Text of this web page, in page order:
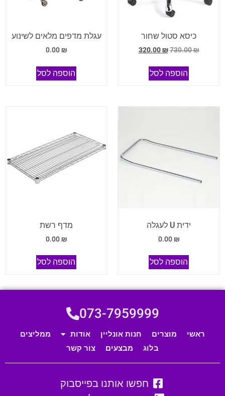
כיסא סטול שחור
730.00₪
320.00₪
הוספה לסל
עגלת מדפים מלאים לשינוע
0.00₪
הוספה לסל
ידית U לעגלה
0.00₪
הוספה לסל
מדף רשת
0.00₪
הוספה לסל
073-7959999
ראשי מוצרים חנות אונליין אודות
ממליצים
בלוג
מבצעים צור קשר
חפשו אותנו בפייסבוק